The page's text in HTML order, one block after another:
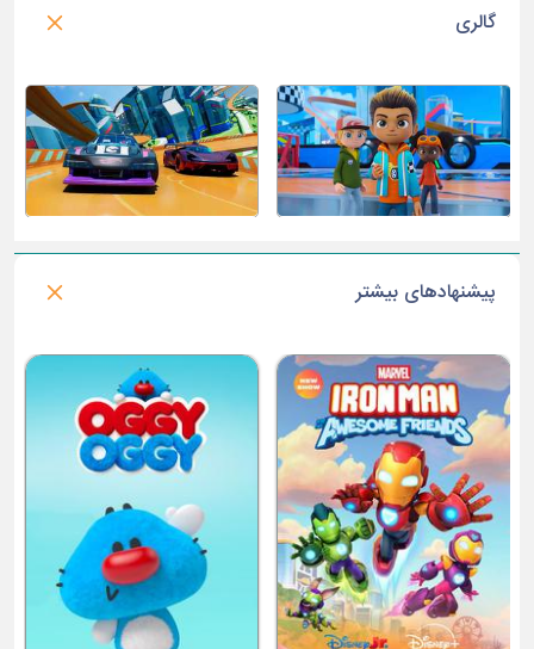
گالری
پیشنهادهای بیشتر